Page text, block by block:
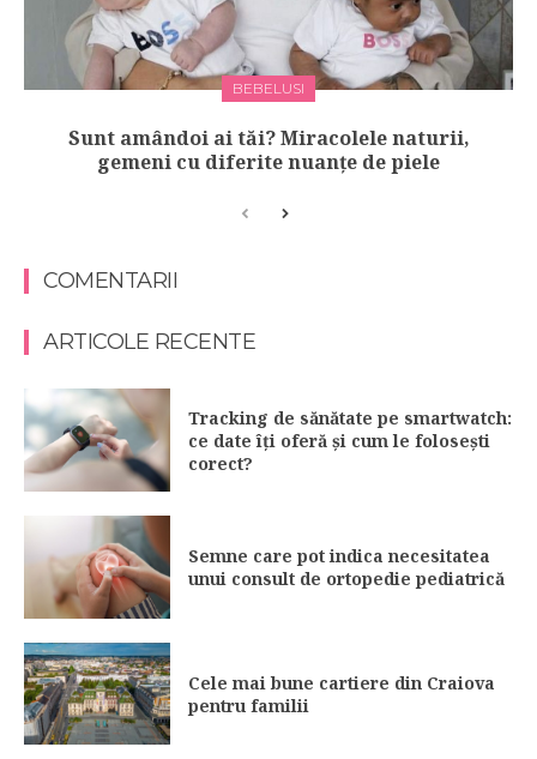
BEBELUSI
Sunt amândoi ai tăi? Miracolele naturii,
gemeni cu diferite nuanțe de piele
COMENTARII
ARTICOLE RECENTE
Tracking de sănătate pe smartwatch:
ce date îți oferă și cum le folosești
corect?
Semne care pot indica necesitatea
unui consult de ortopedie pediatrică
Cele mai bune cartiere din Craiova
pentru familii